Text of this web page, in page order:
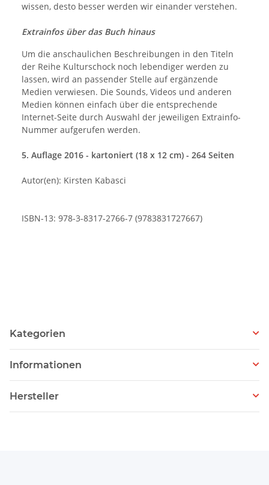
wissen, desto besser werden wir einander verstehen.
Extrainfos über das Buch hinaus
Um die anschaulichen Beschreibungen in den Titeln
der Reihe Kulturschock noch lebendiger werden zu
lassen, wird an passender Stelle auf ergänzende
Medien verwiesen. Die Sounds, Videos und anderen
Medien können einfach über die entsprechende
Internet-Seite durch Auswahl der jeweiligen Extrainfo-
Nummer aufgerufen werden.
5. Auflage 2016 - kartoniert (18 x 12 cm) - 264 Seiten
Autor(en): Kirsten Kabasci
ISBN-13: 978-3-8317-2766-7 (9783831727667)
Kategorien
Informationen
Hersteller